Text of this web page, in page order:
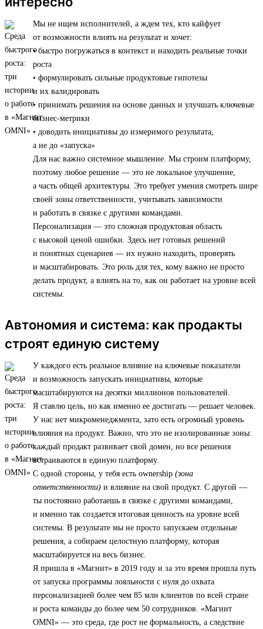
Мы не ищем исполнителей, а ждем тех, кто кайфует
от возможности влиять на результат и хочет:
• быстро погружаться в контекст и находить реальные точки
роста
• формулировать сильные продуктовые гипотезы
и их валидировать
• принимать решения на основе данных и улучшать ключевые
бизнес-метрики
• доводить инициативы до измеримого результата,
а не до «запуска»
Для нас важно системное мышление. Мы строим платформу,
поэтому любое решение — это не локальное улучшение,
а часть общей архитектуры. Это требует умения смотреть шире
своей зоны ответственности, учитывать зависимости
и работать в связке с другими командами.
Персонализация — это сложная продуктовая область
с высокой ценой ошибки. Здесь нет готовых решений
и понятных сценариев — их нужно находить, проверять
и масштабировать. Это роль для тех, кому важно не просто
делать продукт, а влиять на то, как он работает на уровне всей
системы.
Автономия и система: как продакты
строят единую систему
У каждого есть реальное влияние на ключевые показатели
и возможность запускать инициативы, которые
масштабируются на десятки миллионов пользователей.
Я ставлю цель, но как именно ее достигать — решает человек.
У нас нет микроменеджмента, зато есть огромный уровень
влияния на продукт. Важно, что это не изолированные зоны:
каждый продакт развивает свой домен, но все решения
встраиваются в единую платформу.
С одной стороны, у тебя есть ownership (зона
ответственности) и влияние на свой продукт. С другой —
ты постоянно работаешь в связке с другими командами,
и именно так создается итоговая ценность на уровне всей
системы. В результате мы не просто запускаем отдельные
решения, а собираем целостную платформу, которая
масштабируется на весь бизнес.
Я пришла в «Магнит» в 2019 году и за это время прошла путь
от запуска программы лояльности с нуля до охвата
персонализацией более чем 85 млн клиентов по всей стране
и роста команды до более чем 50 сотрудников. «Магнит
OMNI» — это среда, где рост не формальность, а следствие